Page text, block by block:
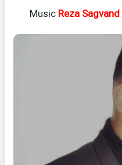
Music Reza Sagvand